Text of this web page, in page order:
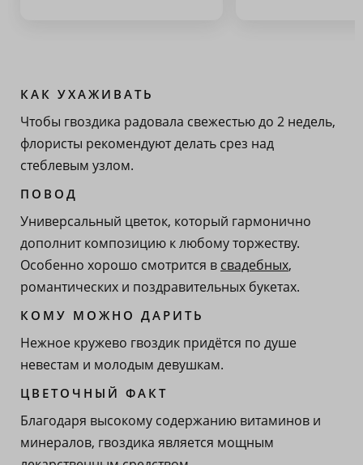
КАК УХАЖИВАТЬ
Чтобы гвоздика радовала свежестью до 2 недель,
флористы рекомендуют делать срез над
стеблевым узлом.
ПОВОД
Универсальный цветок, который гармонично
дополнит композицию к любому торжеству.
Особенно хорошо смотрится в свадебных,
романтических и поздравительных букетах.
КОМУ МОЖНО ДАРИТЬ
Нежное кружево гвоздик придётся по душе
невестам и молодым девушкам.
ЦВЕТОЧНЫЙ ФАКТ
Благодаря высокому содержанию витаминов и
минералов, гвоздика является мощным